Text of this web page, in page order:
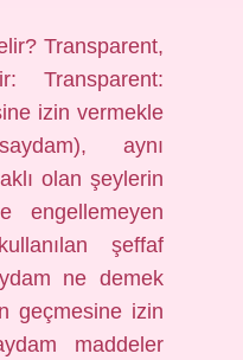
Transparent,
Transparent:
izin vermekle
aynı
olan şeylerin
engellemeyen
şeffaf
ne demek
geçmesine izin
maddeler